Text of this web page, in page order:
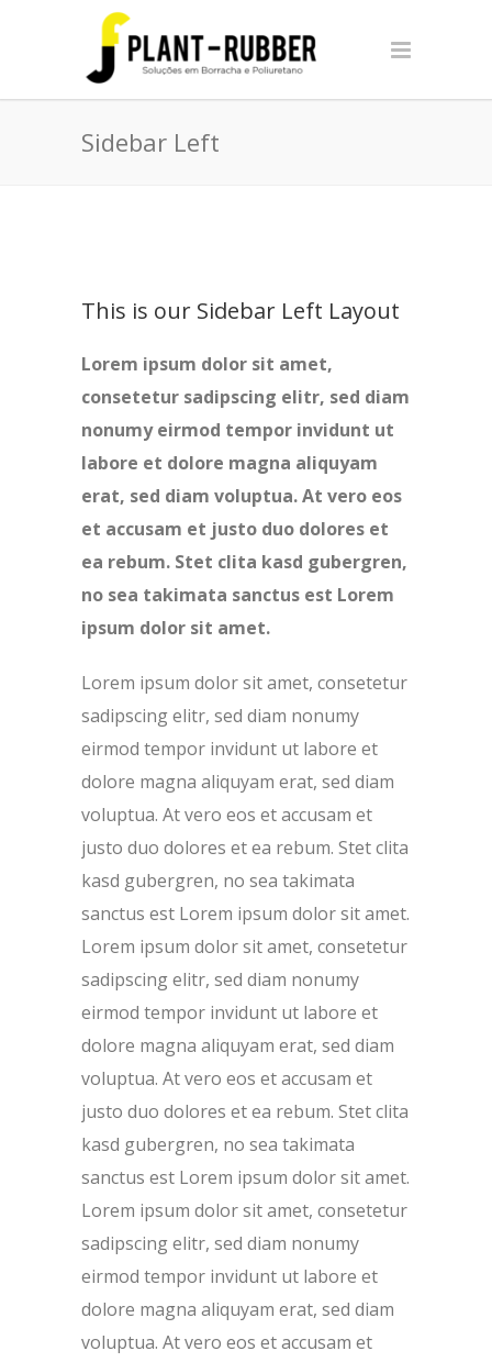
Sidebar Left
This is our Sidebar Left Layout
Lorem ipsum dolor sit amet,
consetetur sadipscing elitr, sed diam
nonumy eirmod tempor invidunt ut
labore et dolore magna aliquyam
erat, sed diam voluptua. At vero eos
et accusam et justo duo dolores et
ea rebum. Stet clita kasd gubergren,
no sea takimata sanctus est Lorem
ipsum dolor sit amet.
Lorem ipsum dolor sit amet, consetetur
sadipscing elitr, sed diam nonumy
eirmod tempor invidunt ut labore et
dolore magna aliquyam erat, sed diam
voluptua. At vero eos et accusam et
justo duo dolores et ea rebum. Stet clita
kasd gubergren, no sea takimata
sanctus est Lorem ipsum dolor sit amet.
Lorem ipsum dolor sit amet, consetetur
sadipscing elitr, sed diam nonumy
eirmod tempor invidunt ut labore et
dolore magna aliquyam erat, sed diam
voluptua. At vero eos et accusam et
justo duo dolores et ea rebum. Stet clita
kasd gubergren, no sea takimata
sanctus est Lorem ipsum dolor sit amet.
Lorem ipsum dolor sit amet, consetetur
sadipscing elitr, sed diam nonumy
eirmod tempor invidunt ut labore et
dolore magna aliquyam erat, sed diam
voluptua. At vero eos et accusam et